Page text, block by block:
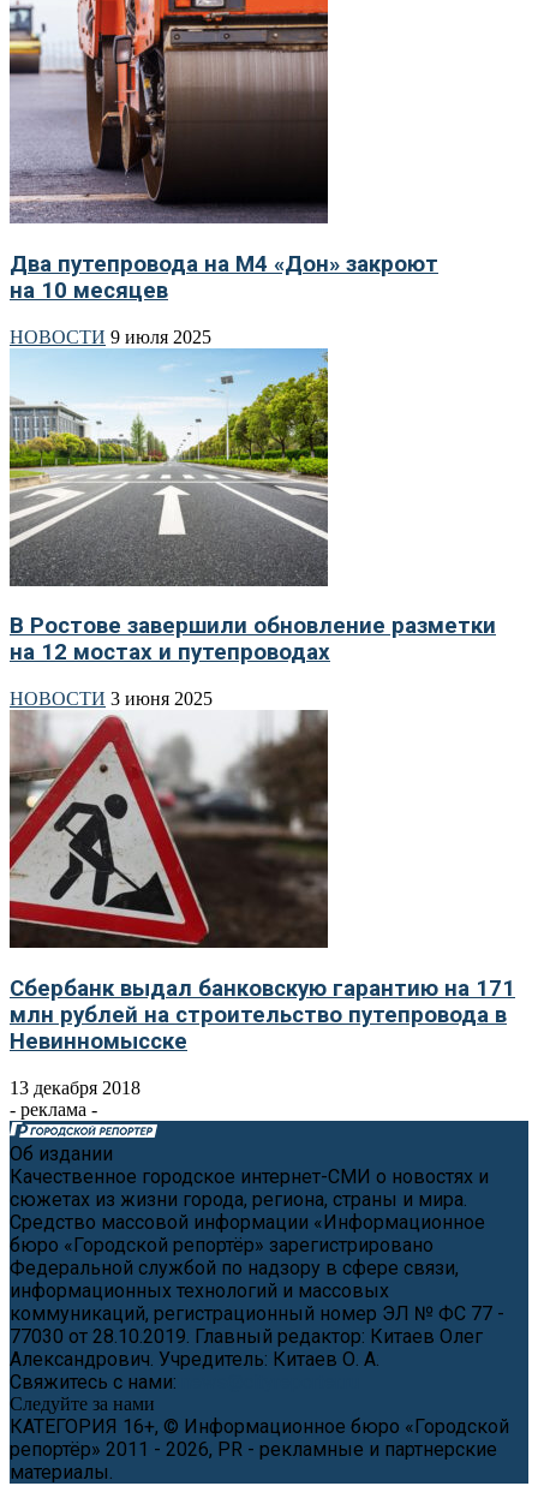
Два путепровода на М4 «Дон» закроют
на 10 месяцев
НОВОСТИ 9 июля 2025
В Ростове завершили обновление разметки
на 12 мостах и путепроводах
НОВОСТИ 3 июня 2025
Сбербанк выдал банковскую гарантию на 171
млн рублей на строительство путепровода в
Невинномысске
13 декабря 2018
- реклама -
Об издании
Качественное городское интернет-СМИ о новостях и
сюжетах из жизни города, региона, страны и мира.
Средство массовой информации «Информационное
бюро «Городской репортёр» зарегистрировано
Федеральной службой по надзору в сфере связи,
информационных технологий и массовых
коммуникаций, регистрационный номер ЭЛ № ФС 77 -
77030 от 28.10.2019. Главный редактор: Китаев Олег
Александрович. Учредитель: Китаев О. А.
Свяжитесь с нами:
Следуйте за нами
КАТЕГОРИЯ 16+, © Информационное бюро «Городской
репортёр» 2011 - 2026, PR - рекламные и партнерские
материалы.